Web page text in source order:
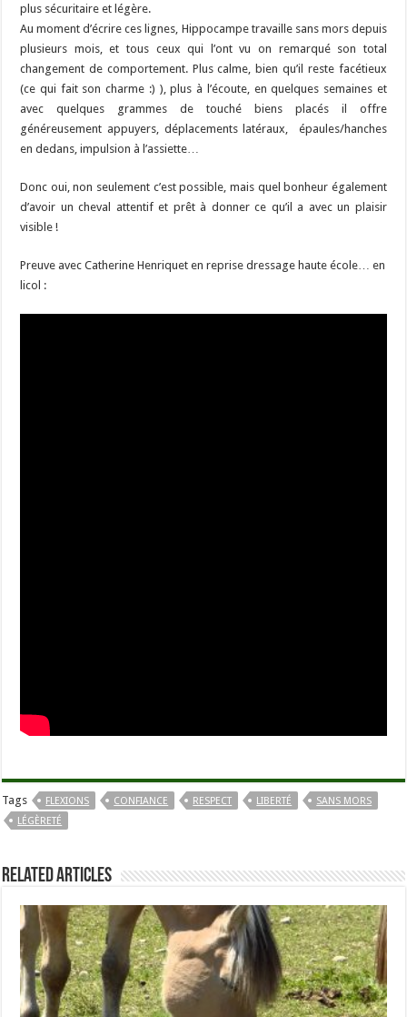
plus sécuritaire et légère.
Au moment d’écrire ces lignes, Hippocampe travaille sans mors depuis
plusieurs mois, et tous ceux qui l’ont vu on remarqué son total
changement de comportement. Plus calme, bien qu’il reste facétieux
(ce qui fait son charme :) ), plus à l’écoute, en quelques semaines et
avec quelques grammes de touché biens placés il offre
généreusement appuyers, déplacements latéraux, épaules/hanches
en dedans, impulsion à l’assiette…
Donc oui, non seulement c’est possible, mais quel bonheur également
d’avoir un cheval attentif et prêt à donner ce qu’il a avec un plaisir
visible !
Preuve avec Catherine Henriquet en reprise dressage haute école… en
licol :
Tags FLEXIONS CONFIANCE RESPECT LIBERTÉ
SANS MORS
LÉGÈRETÉ
Related Articles